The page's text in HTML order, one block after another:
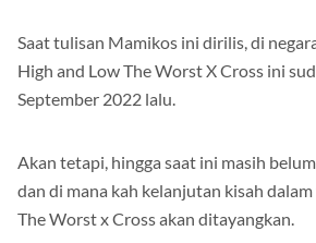
Saat tulisan Mamikos ini dirilis, di
High and Low The Worst X Cross ini
September 2022 lalu.
Akan tetapi, hingga saat ini masih
dan di mana kah kelanjutan kisah
The Worst x Cross akan ditayangkan.